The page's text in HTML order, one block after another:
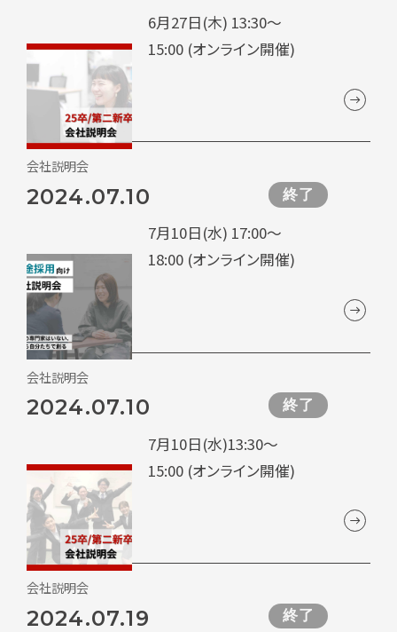
6月27日(木) 13:30～
15:00 (オンライン開催)
2024.07.10 終了
7月10日(水) 17:00～
18:00 (オンライン開催)
会社説明会
2024.07.10 終了
7月10日(水)13:30～
15:00 (オンライン開催)
会社説明会
2024.07.19 終了
会社説明会